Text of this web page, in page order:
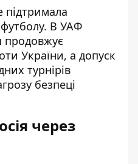
підтримала
футболу. В УАФ
продовжує
України, а допуск
турнірів
безпеці
через